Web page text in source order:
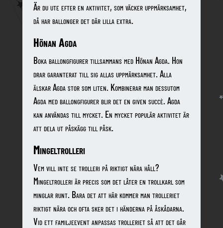
Är du ute efter en aktivitet, som väcker uppmärksamhet,
då har ballonger det där lilla extra.
Hönan Agda
Boka ballongfigurer tillsammans med Hönan Agda. Hon
drar garanterat till sig allas uppmärksamhet. Alla
älskar Agda stor som liten. Kombinerar man dessutom
Agda med ballongfigurer blir det en given succè. Agda
kan användas till mycket. En mycket populär aktivitet är
att dela ut påskägg till påsk.
Mingeltrolleri
Vem vill inte se trolleri på riktigt nära håll?
Mingeltrolleri är precis som det låter en trollkarl som
minglar runt. Bara det att här kommer man trolleriet
riktigt nära och ofta sker det i händerna på åskådarna.
Vid ett familjeevent anpassas trolleriet så att det går